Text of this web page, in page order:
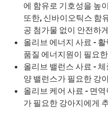
에 함유로 기호성을 높
또한, 신바이오틱스 함
공 첨가물 없이 안전하
올리브 에너지 사료 -
품질 에너지원이 필요
올리브 밸런스 사료 -
양 밸런스가 필요한 강
올리브 케어 사료 - 면
가 필요한 강아지에게